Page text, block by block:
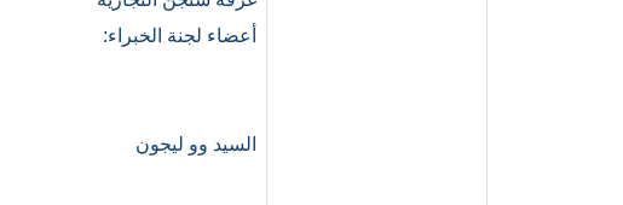
أعضاء لجنة الخبراء:
السيد وو ليجون